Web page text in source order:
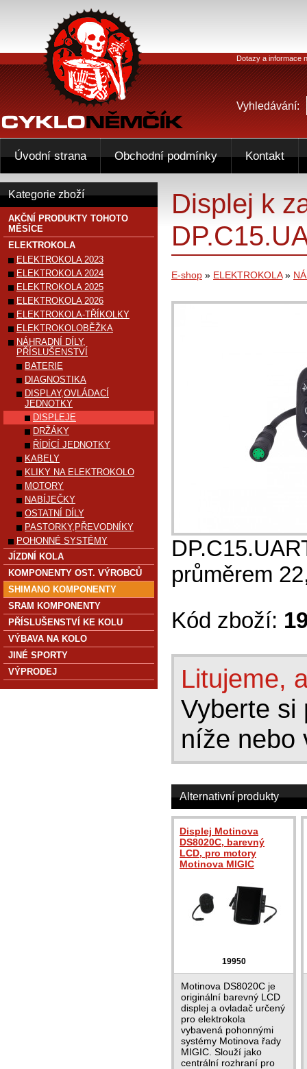
Displej k
E-shop » ELEKTROKOLA»
průměrem
Kód zboží:
Litujeme,
Vyberte si
níže nebo
Alternativní produkty
Displej Motinova
DS8020C, barevný
LCD, pro motory
Motinova MIGIC
19950
Motinova DS8020C je
originální barevný LCD
displej a ovladač určený
pro elektrokola
vybavená pohonnými
systémy Motinova řady
MIGIC. Slouží jako
centrální rozhraní pro
Kategorie zboží
AKČNÍ PRODUKTY TOHOTO
MĚSÍCE
ELEKTROKOLA
ELEKTROKOLA 2023
ELEKTROKOLA 2024
ELEKTROKOLA 2025
ELEKTROKOLA 2026
ELEKTROKOLA-TŘÍKOLKY
ELEKTROKOLOBĚŽKA
NÁHRADNÍ DÍLY,
PŘÍSLUŠENSTVÍ
BATERIE
DIAGNOSTIKA
DISPLAY,OVLÁDACÍ
JEDNOTKY
DISPLEJE
DRŽÁKY
ŘÍDÍCÍ JEDNOTKY
KABELY
KLIKY NA ELEKTROKOLO
MOTORY
NABÍJEČKY
OSTATNÍ DÍLY
PASTORKY,PŘEVODNÍKY
POHONNÉ SYSTÉMY
JÍZDNÍ KOLA
KOMPONENTY OST. VÝROBCŮ
SHIMANO KOMPONENTY
SRAM KOMPONENTY
PŘÍSLUŠENSTVÍ KE KOLU
VÝBAVA NA KOLO
JINÉ SPORTY
VÝPRODEJ
Dotazy a informace
Vyhledávání:
Úvodní strana Obchodní podmínky Kontakt